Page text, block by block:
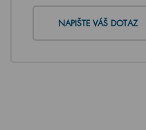
NAPIŠTE VÁŠ DOTAZ